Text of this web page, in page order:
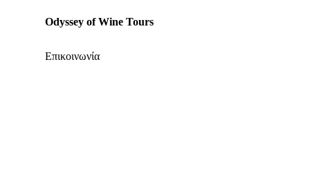
Odyssey of Wine Tours
Επικοινωνία